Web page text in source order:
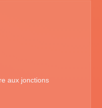
aux jonctions